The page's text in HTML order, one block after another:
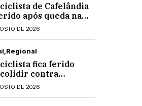
de Cafelândia
após queda na
em Quarto
DE 2026
Regional
fica ferido
colidir contra
químico que caiu
DE 2026